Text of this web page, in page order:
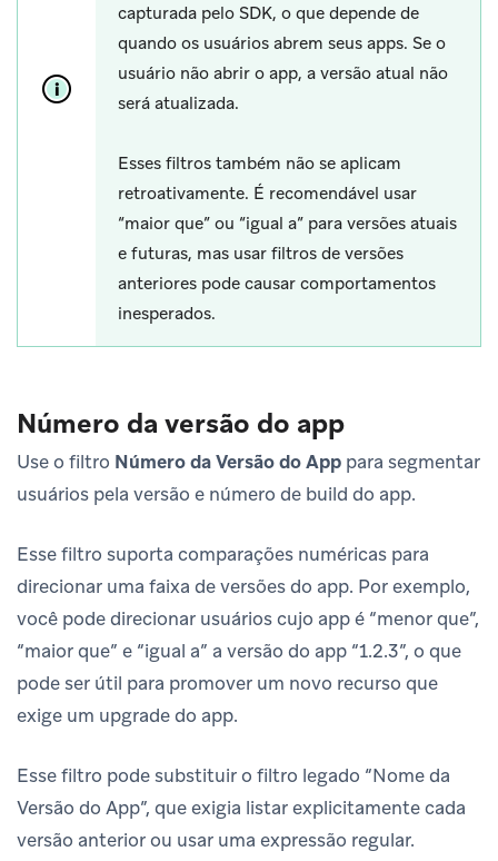
capturada pelo SDK, o que depende de
quando os usuários abrem seus apps. Se o
usuário não abrir o app, a versão atual não
será atualizada.
Esses filtros também não se aplicam
retroativamente. É recomendável usar
“maior que” ou “igual a” para versões atuais
e futuras, mas usar filtros de versões
anteriores pode causar comportamentos
inesperados.
Número da versão do app
Use o filtro Número da Versão do App para segmentar
usuários pela versão e número de build do app.
Esse filtro suporta comparações numéricas para
direcionar uma faixa de versões do app. Por exemplo,
você pode direcionar usuários cujo app é “menor que”,
“maior que” e “igual a” a versão do app “1.2.3”, o que
pode ser útil para promover um novo recurso que
exige um upgrade do app.
Esse filtro pode substituir o filtro legado “Nome da
Versão do App”, que exigia listar explicitamente cada
versão anterior ou usar uma expressão regular.